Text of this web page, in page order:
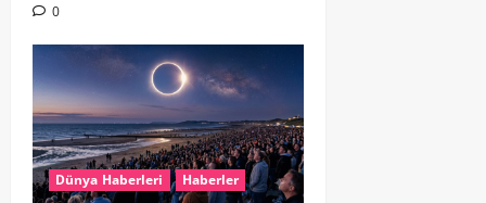
0
Dünya Haberleri Haberler